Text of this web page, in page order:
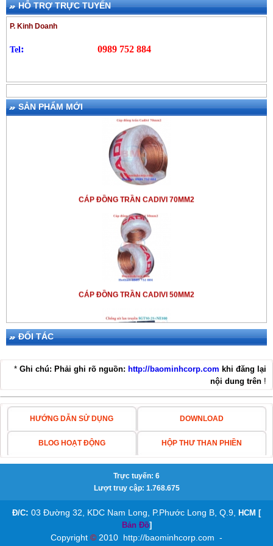
loạitrụ đỡ kim thu sét-Hotline:
0948 557 132
sét
Stormaster ESE 15 SS- Hãng
HỖ TRỢ TRỰC TUYẾN
P. Kinh Doanh
Tel: 0989 752 884
SẢN PHẨM MỚI
CÁP ĐỒNG TRẦN CADIVI 70MM2
CÁP ĐỒNG TRẦN CADIVI 50MM2
THIẾT BỊ CHỐNG SÉT LPI SGT50-25+NE100
KIM THU SÉT ABB OPR
ĐỐI TÁC
* Ghi chú: Phải ghi rõ nguồn: http://baominhcorp.com khi đăng lại
nội dung trên !
HƯỚNG DẪN SỬ DỤNG DOWNLOAD
BLOG HOẠT ĐỘNG HỘP THƯ THAN PHIỀN
Trực tuyến: 6
Lượt truy cập: 1.768.675
Đ/C: 03 Đường 32, KDC Nam Long, P.Phước Long B, Q.9, HCM [
Bản Đồ]
Copyright © 2010 http://baominhcorp.com -